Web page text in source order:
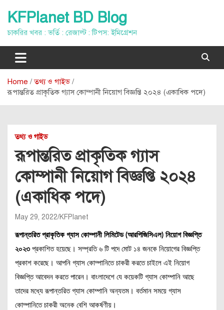
content
KFPlanet BD Blog
চাকরির খবর : ভর্তি : রেজাল্ট : টিপস: ইমিগ্রেশন
Home
তথ্য ও গাইড
রূপান্তরিত প্রাকৃতিক গ্যাস কোম্পানী নিয়োগ বিজ্ঞপ্তি ২০২৪ (একাধিক পদে)
তথ্য ও গাইড
রূপান্তরিত প্রাকৃতিক গ্যাস
কোম্পানী নিয়োগ বিজ্ঞপ্তি ২০২৪
(একাধিক পদে)
May 29, 2022 KFPlanet
রূপান্তরিত প্রাকৃতিক গ্যাস কোম্পানী লিমিটেড (আরপিজিসিএল) নিয়োগ বিজ্ঞপ্তি
২০২৩প্রকাশিত হয়েছে। সম্প্রতি ৬ টি পদে মোট ১৪ জনকে নিয়োগের বিজ্ঞপ্তি
প্রকাশ করেছে। আপনি গ্যাস কোম্পানিতে চাকরী করতে চাইলে এই নিয়োগ
বিজ্ঞপ্তি আবেদন করতে পারেন। বাংলাদেশে যে কয়েকটি গ্যাস কোম্পানি আছে
তাদের মধ্যে রূপান্তরিত গ্যাস কোম্পানি অন্যতম। বর্তমান সময়ে গ্যাস
কোম্পানিতে চাকরী অনেক বেশি আকর্ষণীয়।